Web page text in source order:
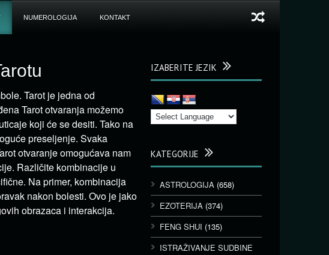
NUMEROLOGIJA KONTAKT
Tarot je jedna od
Tarot otvaranja možemo
koji će se desiti. Tako na
preseljenje. Svaka
otvaranje omogućava nam
Različite kombinacije u
Na primer, kombinacija
nakon bolesti. Ovo je jako
obrazaca i interakcija.
IZABERITE JEZIK
KATEGORIJE
ASTROLOGIJA (658)
EZOTERIJA (374)
FENG SHUI (135)
ISTRAŽIVANJE SUDBINE